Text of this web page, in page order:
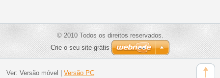
© 2010 Todos os direitos reservados.
Crie o seu site grátis
Ver: Versão móvel Versão PC